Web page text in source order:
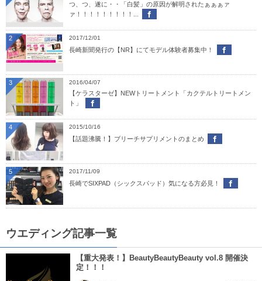
つ、つ、遂に・・「白髪」の原因が解明されたぁぁぁァ
ァ！！！！！！！！！...
2017/12/01
長崎新聞発行の【NR】にてモデル体験者募集中！
2
2016/04/07
【ケラスターゼ】NEWトリートメント「カクテルトリートメン
ト」
3
2015/10/16
【話題沸騰！】ブリーチサプリメントのまとめ
4
2017/11/09
長崎でSIXPAD（シックスパッド）気になる方必見！
5
ウエディング記事一覧
【重大発表！】BeautyBeautyBeauty vol.8 開催決
定！！！